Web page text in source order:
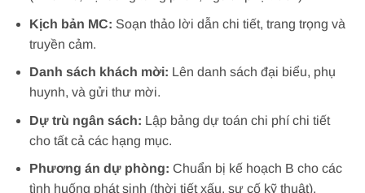
Kịch bản MC: Soạn thảo lời dẫn chi tiết, trang trọng và
truyền cảm.
Danh sách khách mời: Lên danh sách đại biểu, phụ
huynh, và gửi thư mời.
Dự trù ngân sách: Lập bảng dự toán chi phí chi tiết
cho tất cả các hạng mục.
Phương án dự phòng: Chuẩn bị kế hoạch B cho các
tình huống phát sinh (thời tiết xấu, sự cố kỹ thuật).